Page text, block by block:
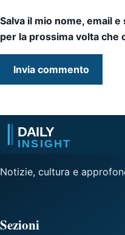
Salva il mio nome, email
per la prossima volta che
Notizie, cultura e
Sezioni